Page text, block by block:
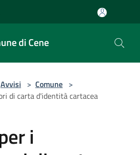
di Cene
Avvisi > Comune >
di carta d'identità cartacea
i